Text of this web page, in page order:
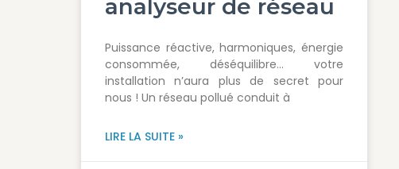
analyseur de réseau
Puissance réactive, harmoniques, énergie
consommée, déséquilibre… votre
installation n’aura plus de secret pour
nous ! Un réseau pollué conduit à
LIRE LA SUITE »